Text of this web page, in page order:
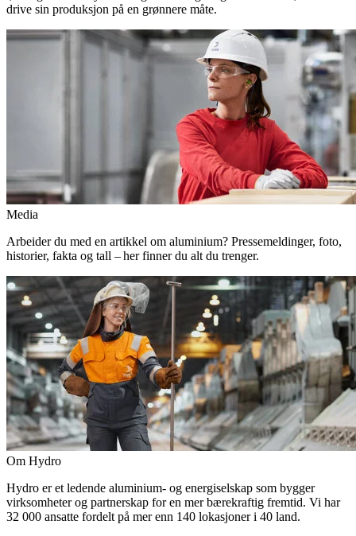
drive sin produksjon på en grønnere måte.
Media
Arbeider du med en artikkel om aluminium? Pressemeldinger, foto,
historier, fakta og tall – her finner du alt du trenger.
Om Hydro
Hydro er et ledende aluminium- og energiselskap som bygger
virksomheter og partnerskap for en mer bærekraftig fremtid. Vi har
32 000 ansatte fordelt på mer enn 140 lokasjoner i 40 land.